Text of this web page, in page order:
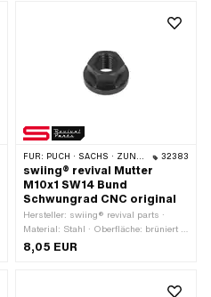
FÜR: PUCH · SACHS · ZÜNDAPP BELMONDO · ZÜNDAPP 32383
swiing® revival Mutter
M10x1 SW14 Bund
Schwungrad CNC original
Hersteller: swiing® revival parts ·
Material: Stahl · Oberfläche: brüniert ·
Mutternart: Flanschmutter · Antrieb:
(Gewinde): 10 mm · Ø aussen: 19.8
8,05 EUR